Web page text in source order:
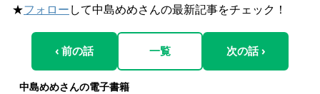
★フォロー して中島めめさんの最新記事をチェック！
‹ 前の話 一覧 次の話 ›
中島めめさんの電子書籍